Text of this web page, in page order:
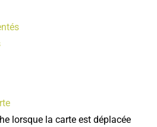
lorsque la carte est déplacée